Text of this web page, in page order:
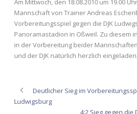
Am Mittwoch, den 18.08.2010 um 19.00
Mannschaft von Trainer Andreas
Vorbereitungsspiel gegen die DJK
Panoramastadion in Oßweil. Zu diesem
in der Vorbereitung beider
und der DJK natürlich herzlich eingeladen.
Deutlicher Sieg im
Ludwigsburg
4:2 Sieg gegen die